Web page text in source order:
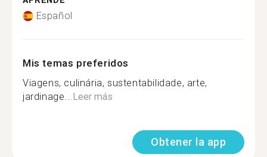
Español
Mis temas preferidos
Viagens, culinária, sustentabilidade, arte,
jardinage...Leer más
Obtener la app